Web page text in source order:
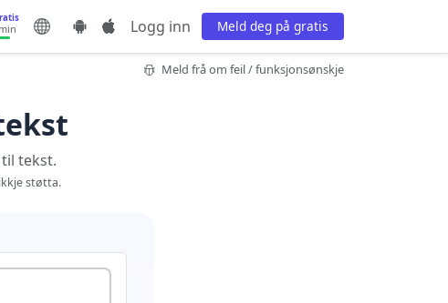
Logg inn Meld deg på gratis
Meld frå om feil / funksjonsønskje
tekst.
støtta.